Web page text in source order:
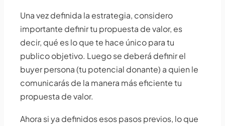
Una vez definida la estrategia, considero
importante definir tu propuesta de valor, es
decir, qué es lo que te hace único para tu
publico objetivo. Luego se deberá definir el
buyer persona (tu potencial donante) a quien le
comunicarás de la manera más eficiente tu
propuesta de valor.
Ahora si ya definidos esos pasos previos, lo que